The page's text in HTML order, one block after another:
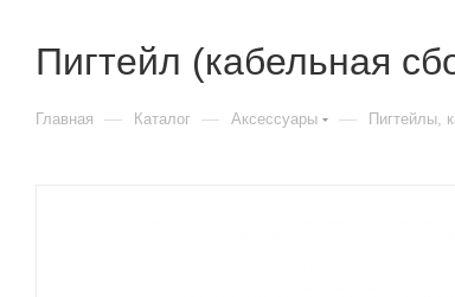
Пигтейл (кабельная
Главная — Каталог — Аксессуары — Пигтейлы,